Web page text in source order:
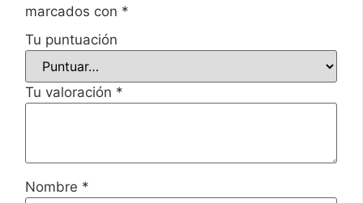
marcados con *
Tu puntuación
Tu valoración *
Nombre *